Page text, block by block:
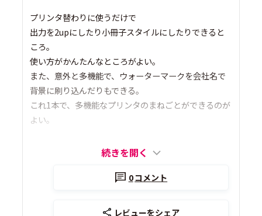
プリンタ替わりに使うだけで
出力を2upにしたり小冊子スタイルにしたりできると
ころ。
使い方がかんたんなところがよい。
また、意外と多機能で、ウォーターマークを会社名で
背景に刷り込んだりもできる。
これ1本で、多機能なプリンタのまねごとができるのが
よい。
続きを開く
0コメント
レビューをシェア